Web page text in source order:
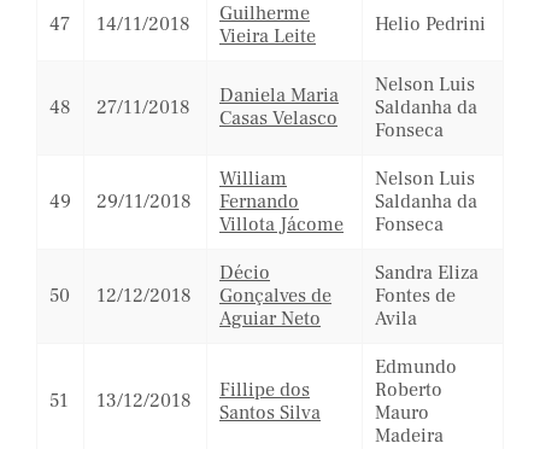
47 14/11/2018
Guilherme
Vieira Leite
Helio Pedrini
48 27/11/2018
Daniela Maria
Casas Velasco
Nelson Luis
Saldanha da
Fonseca
49 29/11/2018
William
Fernando
Villota Jácome
Nelson Luis
Saldanha da
Fonseca
50 12/12/2018
Décio
Gonçalves de
Aguiar Neto
Sandra Eliza
Fontes de
Avila
51 13/12/2018
Fillipe dos
Santos Silva
Edmundo
Roberto
Mauro
Madeira